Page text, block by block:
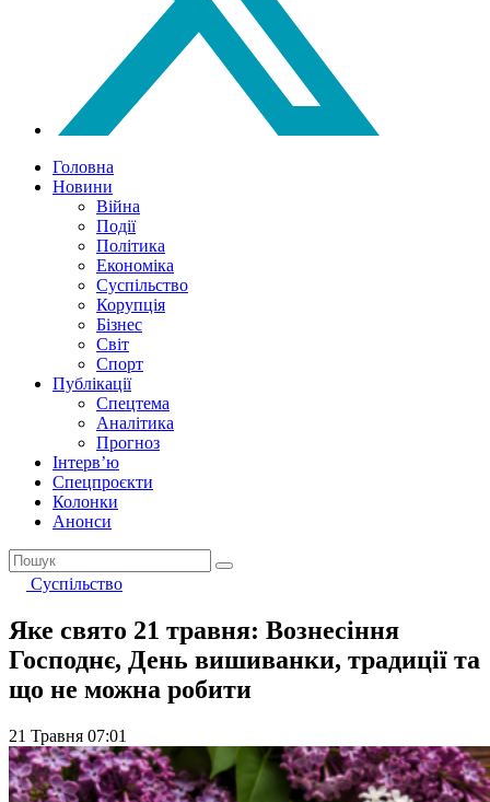
Головна
Новини
Війна
Події
Політика
Економіка
Суспільство
Корупція
Бізнес
Світ
Спорт
Публікації
Спецтема
Аналітика
Прогноз
Інтерв’ю
Спецпроєкти
Колонки
Анонси
Суспільство
Яке свято 21 травня: Вознесіння
Господнє, День вишиванки, традиції та
що не можна робити
21 Травня 07:01